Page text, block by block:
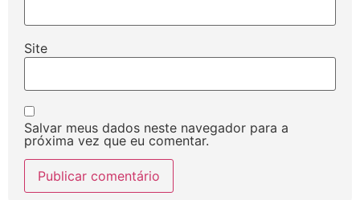
Site
Salvar meus dados neste navegador para a
próxima vez que eu comentar.